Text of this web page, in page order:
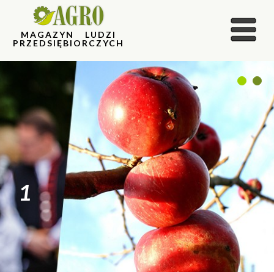
MAGAZYN LUDZI
PRZEDSIĘBIORCZYCH
1
1 2